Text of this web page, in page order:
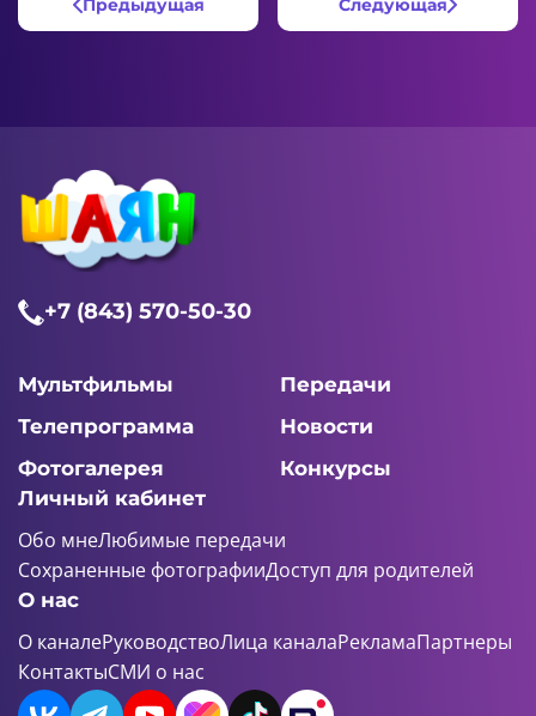
Предыдущая Следующая
+7 (843) 570-50-30
Мультфильмы
Передачи
Телепрограмма
Новости
Фотогалерея
Конкурсы
Личный кабинет
Обо мнеЛюбимые передачи
Сохраненные фотографииДоступ для родителей
О нас
О каналеРуководствоЛица каналаРекламаПартнеры
КонтактыСМИ о нас